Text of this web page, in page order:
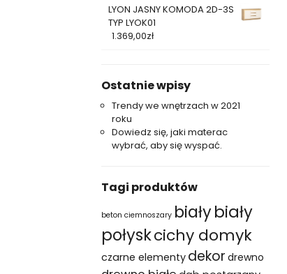
LYON JASNY KOMODA 2D-3S
TYP LYOK01
1.369,00zł
Ostatnie wpisy
Trendy we wnętrzach w 2021
roku
Dowiedz się, jaki materac
wybrać, aby się wyspać.
Tagi produktów
beton ciemnoszary białybiały
połyskcichy domyk
czarne elementy dekor drewno